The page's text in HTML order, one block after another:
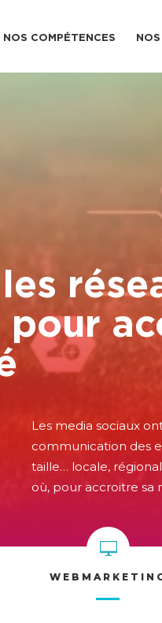
NOS COMPÉTENCES
pour
Les media sociaux
communication des
taille… locale,
où, pour accroitre sa